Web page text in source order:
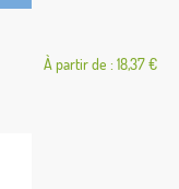
À partir de : 18,37 €